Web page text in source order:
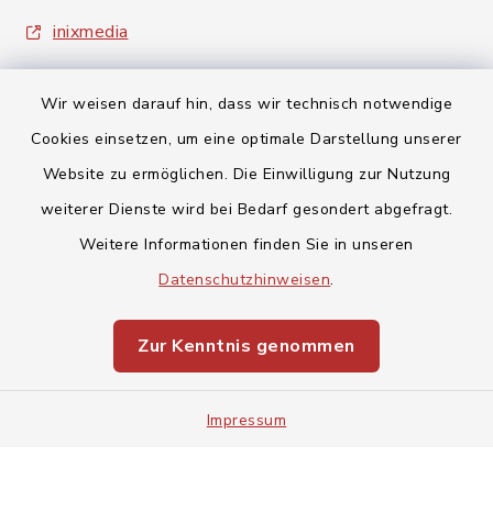
Wir weisen darauf hin, dass wir technisch notwendige
Cookies einsetzen, um eine optimale Darstellung unserer
Website zu ermöglichen. Die Einwilligung zur Nutzung
weiterer Dienste wird bei Bedarf gesondert abgefragt.
Weitere Informationen finden Sie in unseren
Datenschutzhinweisen.
Zur Kenntnis genommen
Impressum
inixmedia
Barrierefreiheit
Impressum
Sitemap